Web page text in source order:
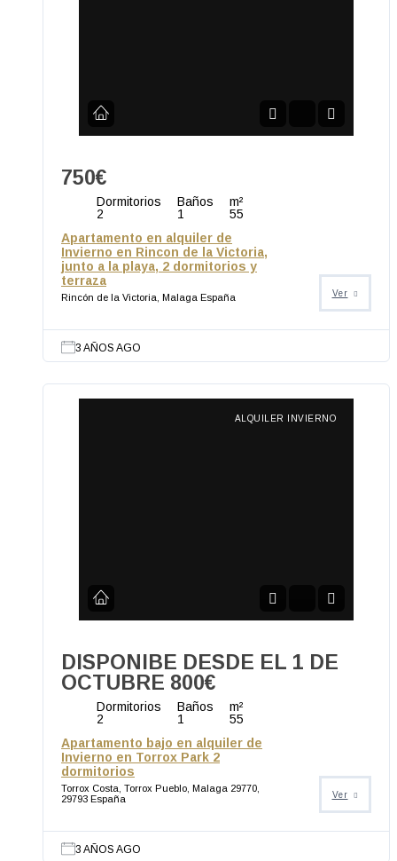
750€
Dormitorios
2
Baños
1
m²
55
Apartamento en alquiler de
Invierno en Rincon de la Victoria,
junto a la playa, 2 dormitorios y
terraza
Rincón de la Victoria, Malaga España Ver
3 AÑOS AGO
ALQUILER INVIERNO
DISPONIBE DESDE EL 1 DE
OCTUBRE 800€
Dormitorios
2
Baños
1
m²
55
Apartamento bajo en alquiler de
Invierno en Torrox Park 2
dormitorios
Torrox Costa, Torrox Pueblo, Malaga 29770,
29793 España
Ver
3 AÑOS AGO